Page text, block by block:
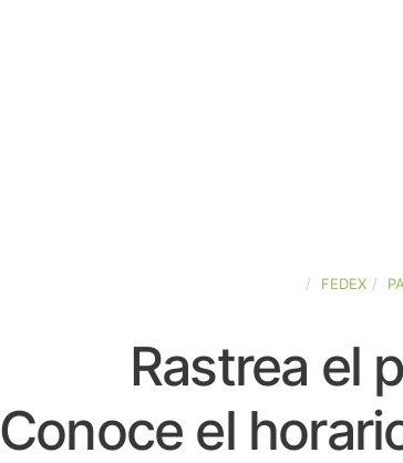
FEDEX
Rastrea el
Conoce el